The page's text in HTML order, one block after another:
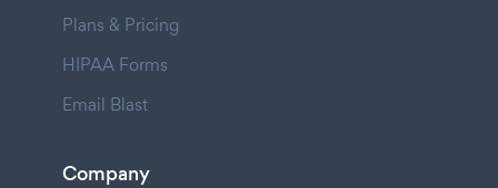
Plans & Pricing
HIPAA Forms
Email Blast
Company